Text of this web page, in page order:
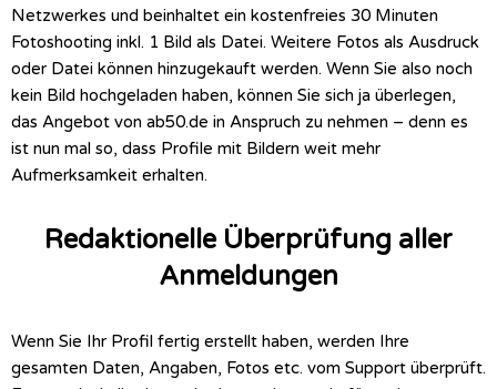
Netzwerkes und beinhaltet ein kostenfreies 30 Minuten
Fotoshooting inkl. 1 Bild als Datei. Weitere Fotos als Ausdruck
oder Datei können hinzugekauft werden. Wenn Sie also noch
kein Bild hochgeladen haben, können Sie sich ja überlegen,
das Angebot von ab50.de in Anspruch zu nehmen – denn es
ist nun mal so, dass Profile mit Bildern weit mehr
Aufmerksamkeit erhalten.
Redaktionelle Überprüfung aller
Anmeldungen
Wenn Sie Ihr Profil fertig erstellt haben, werden Ihre
gesamten Daten, Angaben, Fotos etc. vom Support überprüft.